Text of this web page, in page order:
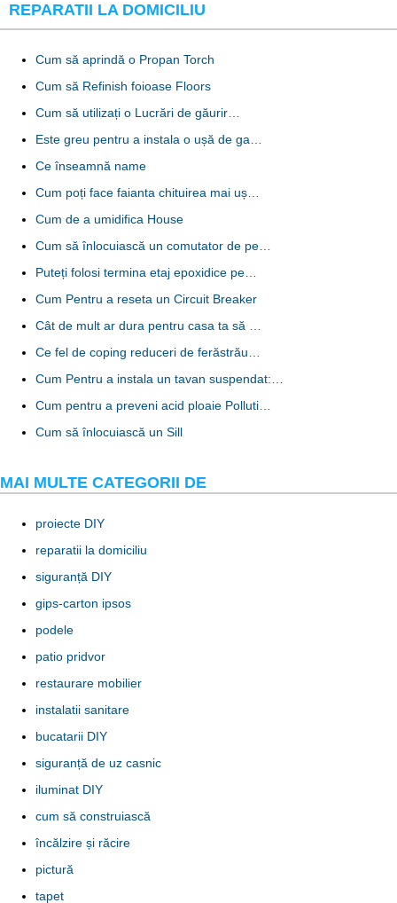
REPARATII LA DOMICILIU
Cum să aprindă o Propan Torch
Cum să Refinish foioase Floors
Cum să utilizați o Lucrări de găurir…
Este greu pentru a instala o ușă de ga…
Ce înseamnă name
Cum poți face faianta chituirea mai uș…
Cum de a umidifica House
Cum să înlocuiască un comutator de pe…
Puteți folosi termina etaj epoxidice pe…
Cum Pentru a reseta un Circuit Breaker
Cât de mult ar dura pentru casa ta să …
Ce fel de coping reduceri de ferăstrău…
Cum Pentru a instala un tavan suspendat:…
Cum pentru a preveni acid ploaie Polluti…
Cum să înlocuiască un Sill
MAI MULTE CATEGORII DE
proiecte DIY
reparatii la domiciliu
siguranță DIY
gips-carton ipsos
podele
patio pridvor
restaurare mobilier
instalatii sanitare
bucatarii DIY
siguranță de uz casnic
iluminat DIY
cum să construiască
încălzire și răcire
pictură
tapet